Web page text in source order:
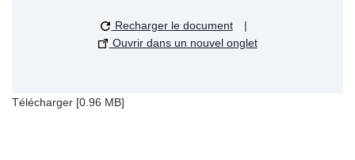
Recharger le document
|
Ouvrir dans un nouvel onglet
Télécharger [0.96 MB]